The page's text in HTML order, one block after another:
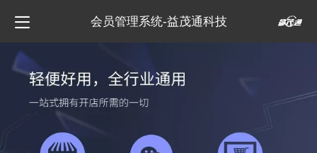
会员管理系统-益茂通科技